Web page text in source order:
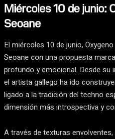
Miércoles 10 de junio:
Seoane
El miércoles 10 de junio,
Seoane con una propuesta
profundo y emocional. Desde su
el artista gallego ha ido
ligado a la tradición del techno
dimensión más introspectiva y
A través de texturas